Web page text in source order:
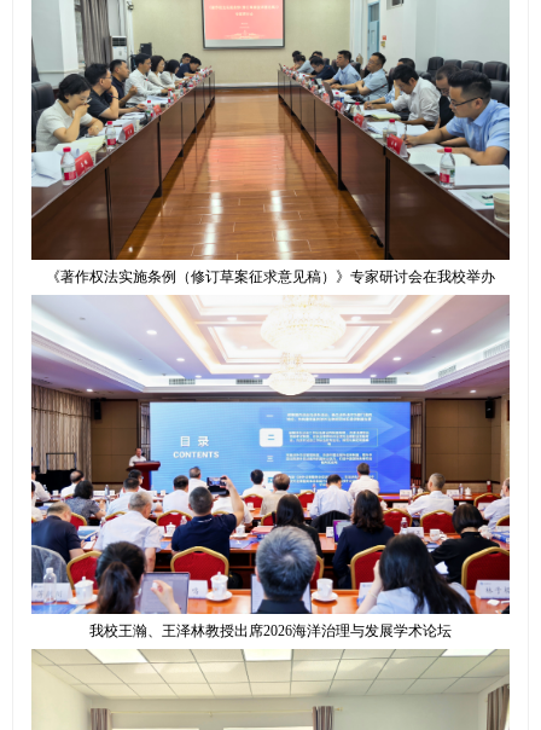
《著作权法实施条例（修订草案征求意见稿）》专家研讨会在我校举办
我校王瀚、王泽林教授出席2026海洋治理与发展学术论坛